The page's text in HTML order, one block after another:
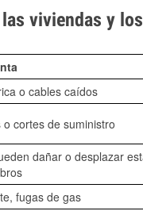
viviendas y
o cables caídos
cortes de suministro
dañar o desplazar
fugas de gas